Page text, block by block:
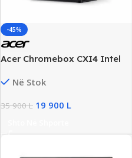
-45%
Acer Chromebox CXI4 Intel
128GB SSD Windows 11 Pro
Në Stok
35 900L 19 900 L